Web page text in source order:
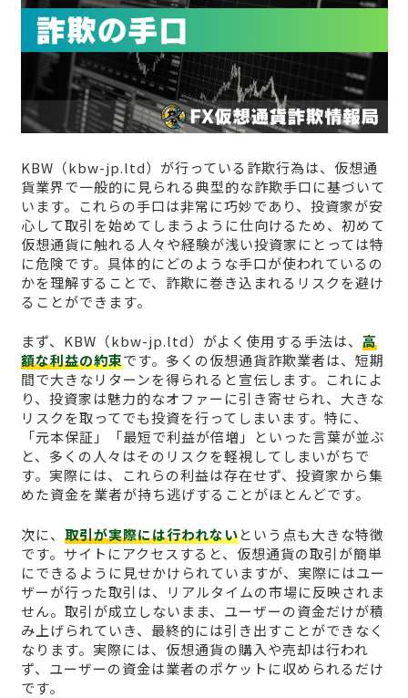
KBW（kbw-jp.ltd）が行っている詐欺行為は、仮想通
貨業界で一般的に見られる典型的な詐欺手口に基づいて
います。これらの手口は非常に巧妙であり、投資家が安
心して取引を始めてしまうように仕向けるため、初めて
仮想通貨に触れる人々や経験が浅い投資家にとっては特
に危険です。具体的にどのような手口が使われているの
かを理解することで、詐欺に巻き込まれるリスクを避け
ることができます。
まず、KBW（kbw-jp.ltd）がよく使用する手法は、 高
額な利益の約束です。多くの仮想通貨詐欺業者は、短期
間で大きなリターンを得られると宣伝します。これによ
り、投資家は魅力的なオファーに引き寄せられ、大きな
リスクを取ってでも投資を行ってしまいます。特に、
「元本保証」「最短で利益が倍増」といった言葉が並ぶ
と、多くの人々はそのリスクを軽視してしまいがちで
す。実際には、これらの利益は存在せず、投資家から集
めた資金を業者が持ち逃げすることがほとんどです。
次に、 取引が実際には行われないという点も大きな特徴
です。サイトにアクセスすると、仮想通貨の取引が簡単
にできるように見せかけられていますが、実際にはユー
ザーが行った取引は、リアルタイムの市場に反映されま
せん。取引が成立しないまま、ユーザーの資金だけが積
み上げられていき、最終的には引き出すことができなく
なります。実際には、仮想通貨の購入や売却は行われ
ず、ユーザーの資金は業者のポケットに収められるだけ
です。